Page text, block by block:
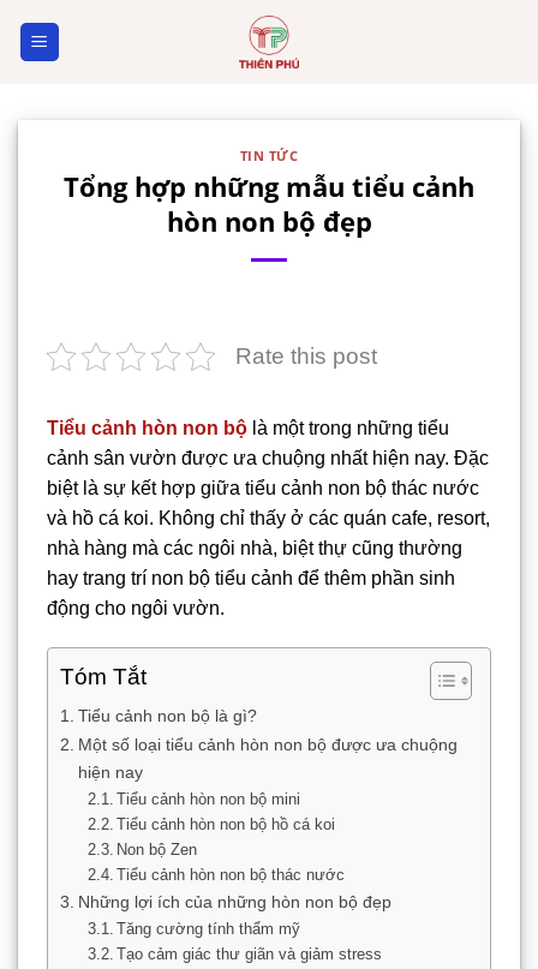
TIN TỨC
Tổng hợp những mẫu tiểu cảnh
hòn non bộ đẹp
Rate this post
Tiểu cảnh hòn non bộ là một trong những tiểu
cảnh sân vườn được ưa chuộng nhất hiện nay. Đặc
biệt là sự kết hợp giữa tiểu cảnh non bộ thác nước
và hồ cá koi. Không chỉ thấy ở các quán cafe, resort,
nhà hàng mà các ngôi nhà, biệt thự cũng thường
hay trang trí non bộ tiểu cảnh để thêm phần sinh
động cho ngôi vườn.
Tóm Tắt
Tiểu cảnh non bộ là gì?
Một số loại tiểu cảnh hòn non bộ được ưa chuộng
hiện nay
Tiểu cảnh hòn non bộ mini
Tiểu cảnh hòn non bộ hồ cá koi
Non bộ Zen
Tiểu cảnh hòn non bộ thác nước
Những lợi ích của những hòn non bộ đẹp
Tăng cường tính thẩm mỹ
Tạo cảm giác thư giãn và giảm stress